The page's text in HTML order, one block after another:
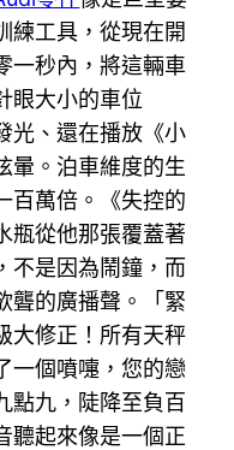
練工具，從現在開
一秒內，將這輛車
眼大小的車位
光、還在播放《小
暈。泊車維度的生
百萬倍。《失控的
瓶從他那張覆蓋著
不是因為鬧鐘，而
聾的廣播聲。「緊
大修正！所有天秤
一個噴嚏，您的戀
點九，陡降至負百
聽起來像是一個正